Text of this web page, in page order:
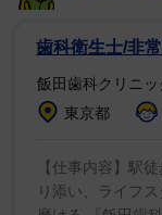
歯科衛生士/非
飯田歯科クリニッ
東京都
【仕事内容】駅
り添い、ライフ